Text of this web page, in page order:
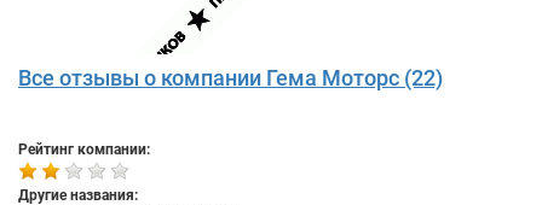
Все отзывы о компании Гема Моторс (22)
Рейтинг компании:
Другие названия: